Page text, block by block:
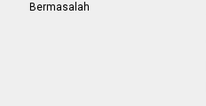
Bermasalah